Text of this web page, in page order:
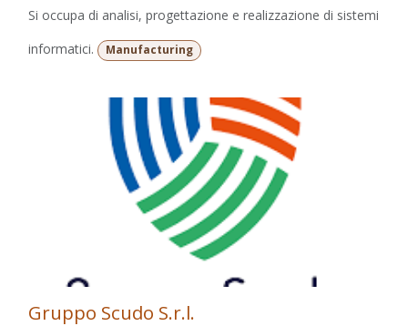
Si occupa di analisi, progettazione e realizzazione di sistemi
informatici.
Manufacturing
Gruppo Scudo S.r.l.